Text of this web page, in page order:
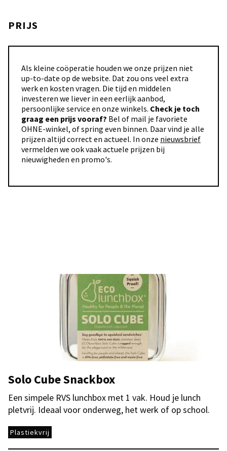
PRIJS
Als kleine coöperatie houden we onze prijzen niet
up-to-date op de website. Dat zou ons veel extra
werk en kosten vragen. Die tijd en middelen
investeren we liever in een eerlijk aanbod,
persoonlijke service en onze winkels. Check je toch
graag een prijs vooraf? Bel of mail je favoriete
OHNE-winkel, of spring even binnen. Daar vind je alle
prijzen altijd correct en actueel. In onze nieuwsbrief
vermelden we ook vaak actuele prijzen bij
nieuwigheden en promo's.
Solo Cube Snackbox
Een simpele RVS lunchbox met 1 vak. Houd je lunch
pletvrij. Ideaal voor onderweg, het werk of op school.
Plastiekvrij